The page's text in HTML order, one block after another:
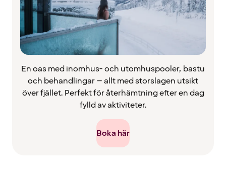
En oas med inomhus- och utomhuspooler, bastu
och behandlingar – allt med storslagen utsikt
över fjället. Perfekt för återhämtning efter en dag
fylld av aktiviteter.
Boka här